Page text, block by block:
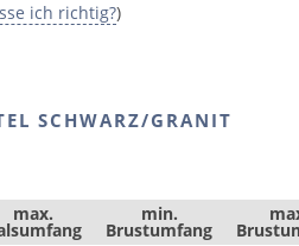
ich richtig?)
SCHWARZ/GRANIT
max. min.
Brustumfang